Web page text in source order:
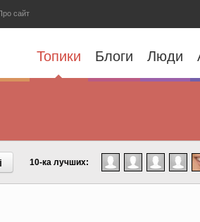
сайт
Топики Блоги Люди
10-ка лучших: